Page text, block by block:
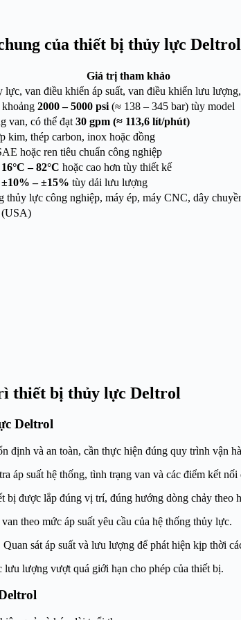
của thiết bị thủy lực Deltrol
Giá trị tham khảo
lực, van điều khiển áp suất, van điều khiển lưu
2000 – 5000 psi (≈ 138 – 345 bar) tùy model
van, có thể đạt 30 gpm (≈ 113,6 lít/phút)
kim, thép carbon, inox hoặc đồng
hoặc ren tiêu chuẩn công nghiệp
16°C – 82°C hoặc cao hơn tùy thiết kế
±10% – ±15% tùy dải lưu lượng
thủy lực công nghiệp, máy ép, máy CNC, dây
thiết bị thủy lực Deltrol
Deltrol
định và an toàn, cần thực hiện đúng quy trình vận
áp suất hệ thống, tình trạng van và các điểm kết
bị được lắp đúng vị trí, đúng hướng dòng chảy theo
theo mức áp suất yêu cầu của hệ thống thủy lực.
Quan sát áp suất và lưu lượng để phát hiện kịp thời
lưu lượng vượt quá giới hạn cho phép của thiết bị.